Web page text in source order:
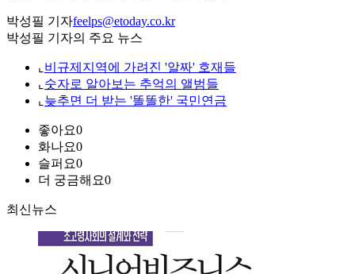
박성필 기자feelps@etoday.co.kr
박성필 기자의 주요 뉴스
⌞ 비규제지역에 가려진 '알짜' 호재들
⌞ 숫자로 알아보는 추억의 앨범들
⌞ 늦추면 더 받는 '똘똘한' 국민연금
좋아요0
화나요0
슬퍼요0
더 궁금해요0
최신뉴스